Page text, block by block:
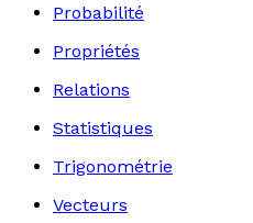
Probabilité
Propriétés
Relations
Statistiques
Trigonométrie
Vecteurs